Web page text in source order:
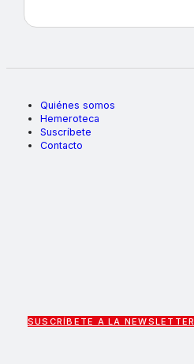
Quiénes somos
Hemeroteca
Suscríbete
Contacto
SUSCRÍBETE A LA NEWSLETTER